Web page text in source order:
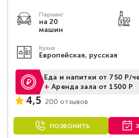
Паркинг
на 20
машин
Кухня
Европейская, русская
Еда и напитки от 750 Р/
+Аренда зала от 1500 Р
4,5 200 отзывов
ПОЗВОНИТЬ